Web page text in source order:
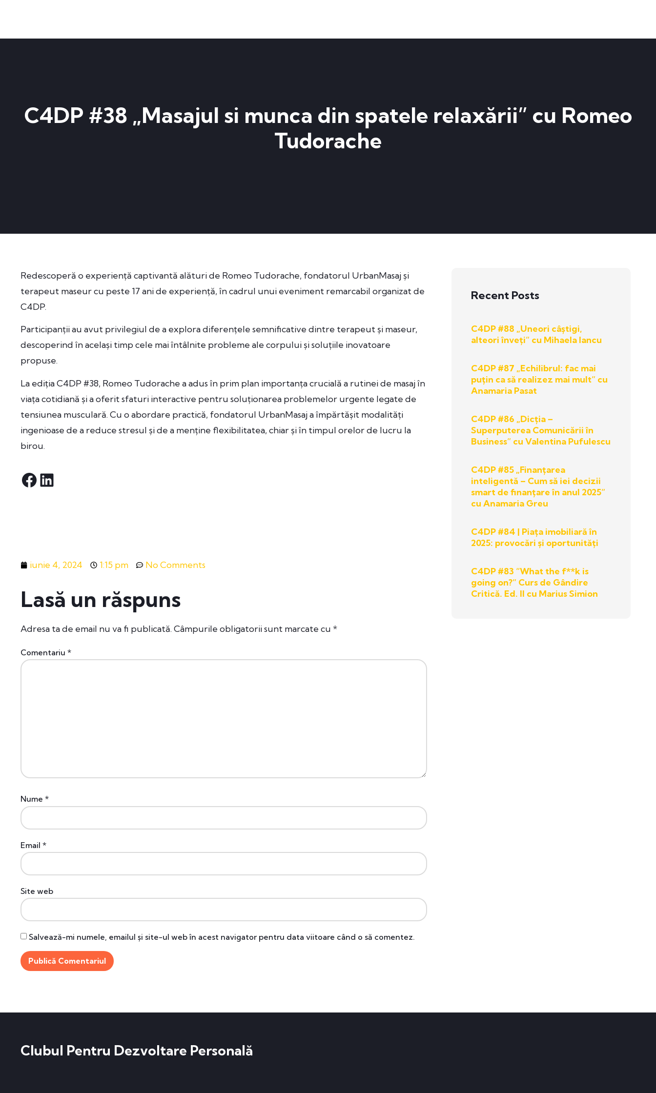
C4DP #38 „Masajul si munca din spatele relaxării” cu Romeo
Tudorache
Redescoperă o experiență captivantă alături de Romeo Tudorache, fondatorul UrbanMasaj și
terapeut maseur cu peste 17 ani de experiență, în cadrul unui eveniment remarcabil organizat de
C4DP.
Participanții au avut privilegiul de a explora diferențele semnificative dintre terapeut și maseur,
descoperind în același timp cele mai întâlnite probleme ale corpului și soluțiile inovatoare
propuse.
La ediția C4DP #38, Romeo Tudorache a adus în prim plan importanța crucială a rutinei de masaj în
viața cotidiană și a oferit sfaturi interactive pentru soluționarea problemelor urgente legate de
tensiunea musculară. Cu o abordare practică, fondatorul UrbanMasaj a împărtășit modalități
ingenioase de a reduce stresul și de a menține flexibilitatea, chiar și în timpul orelor de lucru la
birou.
iunie 4, 2024 1:15 pm No Comments
Lasă un răspuns
Adresa ta de email nu va fi publicată. Câmpurile obligatorii sunt marcate cu *
Comentariu *
Nume *
Email *
Site web
Salvează-mi numele, emailul și site-ul web în acest navigator pentru data viitoare când o să comentez.
Recent Posts
C4DP #88 „Uneori câștigi,
alteori înveți” cu Mihaela Iancu
C4DP #87 „Echilibrul: fac mai
puțin ca să realizez mai mult” cu
Anamaria Pasat
C4DP #86 „Dicția –
Superputerea Comunicării în
Business” cu Valentina Pufulescu
C4DP #85 „Finanțarea
inteligentă – Cum să iei decizii
smart de finanțare în anul 2025”
cu Anamaria Greu
C4DP #84 | Piața imobiliară în
2025: provocări și oportunități
C4DP #83 “What the f**k is
going on?” Curs de Gândire
Critică. Ed. II cu Marius Simion
Clubul Pentru Dezvoltare Personală